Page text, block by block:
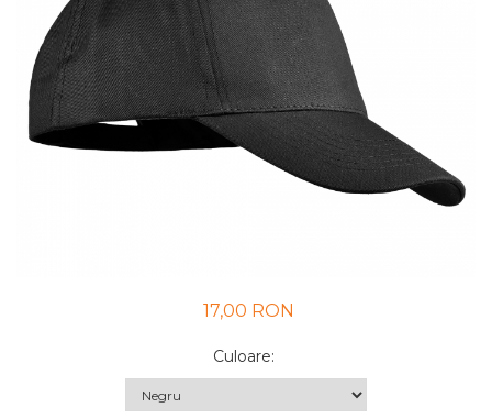
UNICA FOLOSINTA
VESTE
17,00 RON
Culoare: